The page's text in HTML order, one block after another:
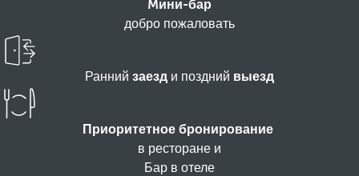
Mини-бар
добро пожаловать
Ранний заезд и поздний выезд
Приоритетное бронирование
в ресторане и
Бар в отеле